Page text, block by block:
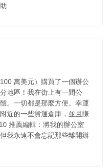
萬美元）購買了一個辦公
地區！我在街上有一間公
。一切都是那麼方便。幸運
近的一些貨運倉庫，並且賺
推薦編輯：將我的辦公室
我永遠不會忘記那些離開辦